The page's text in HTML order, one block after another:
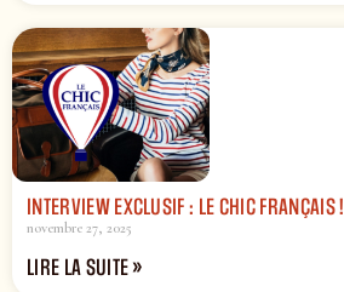
INTERVIEW EXCLUSIF : LE CHIC FRANÇAIS !
novembre 27, 2025
LIRE LA SUITE »